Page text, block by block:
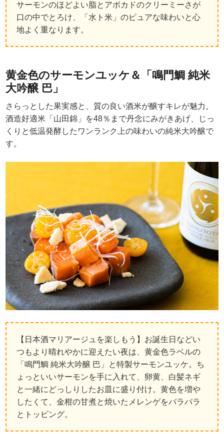
サーモンのほどよい脂とアボカドのクリーミーさが
口の中でとろけ、「水ト米」のピュアな味わいと心
地よく重なります。
黄金色のサーモンユッケ＆「鳴門鯛 純米
大吟醸 巴」
さらっとした果実感と、質の良い酒米が醸すキレが魅力。
酒造好適米「山田錦」を48％まで丹念にみがきあげ、じっ
くりと低温発酵したワンランク上の味わいの純米大吟醸で
す。
【日本酒マリアージュを楽しもう】お誕生日などい
つもより晴れやかに迎えたい夜は、黄金色ラベルの
「鳴門鯛 純米大吟醸 巴」と特製サーモンユッケ。ち
ょっといいサーモンを手に入れて、卵黄、白髪ネギ
と一緒にどっしりしたお皿に盛り付け。黄色を増や
したくて、金柑の甘煮と焼いたメレンゲをパラパラ
とトッピング。